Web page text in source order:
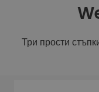
Три прости